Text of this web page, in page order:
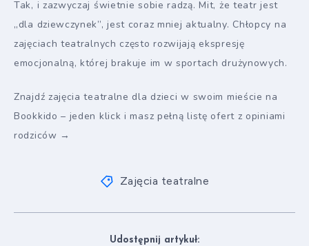
Tak, i zazwyczaj świetnie sobie radzą. Mit, że teatr jest
„dla dziewczynek”, jest coraz mniej aktualny. Chłopcy na
zajęciach teatralnych często rozwijają ekspresję
emocjonalną, której brakuje im w sportach drużynowych.
Znajdź zajęcia teatralne dla dzieci w swoim mieście na
Bookkido – jeden klick i masz pełną listę ofert z opiniami
rodziców →
Zajęcia teatralne
Udostępnij artykuł: